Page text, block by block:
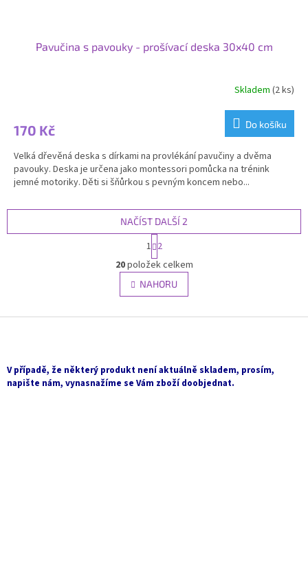
Pavučina s pavouky - prošívací deska 30x40 cm
Skladem (2 ks)
170 Kč Do košíku
Velká dřevěná deska s dírkami na provlékání pavučiny a dvěma
pavouky. Deska je určena jako montessori pomůcka na trénink
jemné motoriky. Děti si šňůrkou s pevným koncem nebo...
O
v
l
á
p
r
v
NAČÍST DALŠÍ 2
t
r
á
n
k
v
1 2
20položek celkem
NAHORU
V případě, že některý produkt není aktuálně skladem, prosím,
napište nám, vynasnažíme se Vám zboží doobjednat.